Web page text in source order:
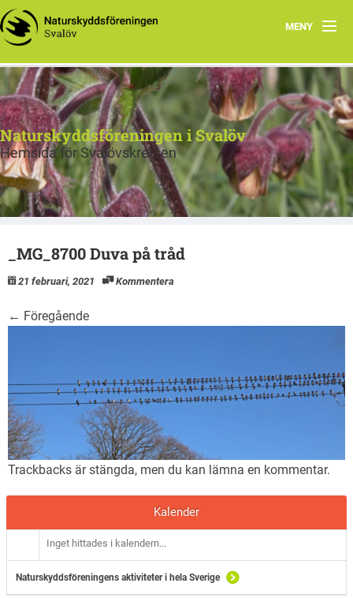
MENY
Program
Om oss
Kontakt
Rapporter
Länkar
Naturskyddsföreningen i Svalöv
Hemsida för Svalövskretsen
_MG_8700 Duva på tråd
21 februari, 2021 Kommentera
← Föregående
Trackbacks är stängda, men du kan lämna en kommentar.
Kalender
Inget hittades i kalendern...
Naturskyddsföreningens aktiviteter i hela Sverige